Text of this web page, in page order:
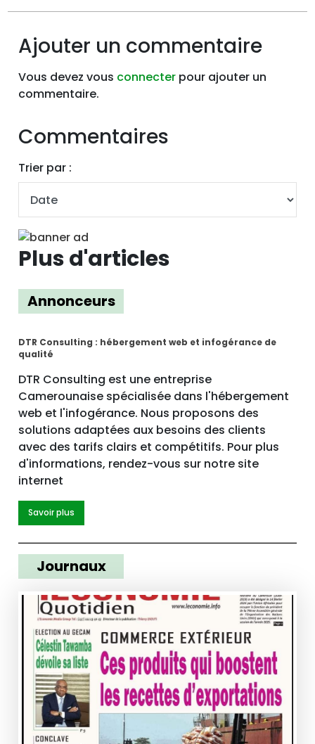
Ajouter un commentaire
Vous devez vous connecter pour ajouter un
commentaire.
Commentaires
Trier par :
Plus d'articles
Annonceurs
DTR Consulting : hébergement web et infogérance de
qualité
DTR Consulting est une entreprise
Camerounaise spécialisée dans l'hébergement
web et l'infogérance. Nous proposons des
solutions adaptées aux besoins des clients
avec des tarifs clairs et compétitifs. Pour plus
d'informations, rendez-vous sur notre site
internet
Savoir plus
Journaux